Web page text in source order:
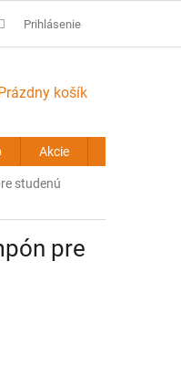
- OBCHODNÉ PODMIENKY
Prihlásenie
košík
Akcie
studenú
pre